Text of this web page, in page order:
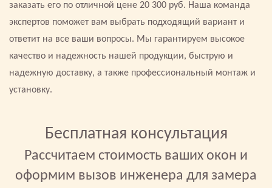
заказать его по отличной цене 20 300 руб. Наша команда
экспертов поможет вам выбрать подходящий вариант и
ответит на все ваши вопросы. Мы гарантируем высокое
качество и надежность нашей продукции, быструю и
надежную доставку, а также профессиональный монтаж и
установку.
Бесплатная консультация
Рассчитаем стоимость ваших окон и
оформим вызов инженера для замера